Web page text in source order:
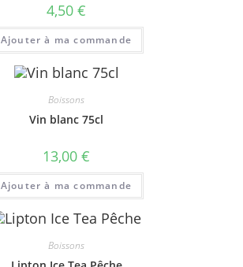
4,50 €
Ajouter à ma commande
Boissons
Vin blanc 75cl
13,00 €
Ajouter à ma commande
Boissons